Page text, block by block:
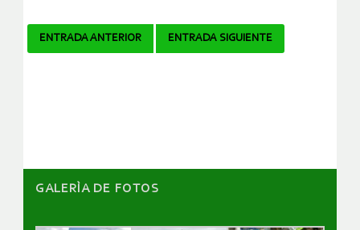
Navegador
ENTRADA ANTERIOR ENTRADA SIGUIENTE
GALERÌA DE FOTOS